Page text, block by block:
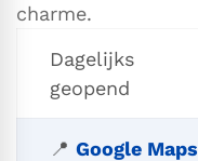
charme.
Dagelijks
geopend
📍 Google Maps